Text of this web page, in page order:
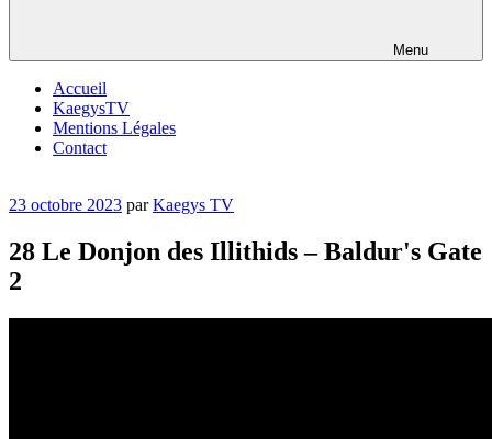
Menu
Accueil
KaegysTV
Mentions Légales
Contact
Publié
23 octobre 2023 parKaegys TV
28 Le Donjon des Illithids – Baldur's Gate
2